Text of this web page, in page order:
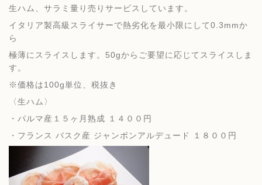
生ハム、サラミ量り売りサービスしています。
イタリア製高級スライサーで熱劣化を最小限にして0.3mmか
ら
極薄にスライスします。50gからご要望に応じてスライスしま
す。
※価格は100g単位、税抜き
〈生ハム〉
・パルマ産１５ヶ月熟成 １４００円
・フランス バスク産 ジャンボンアルデュード １８００円